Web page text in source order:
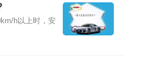
h以上时，安